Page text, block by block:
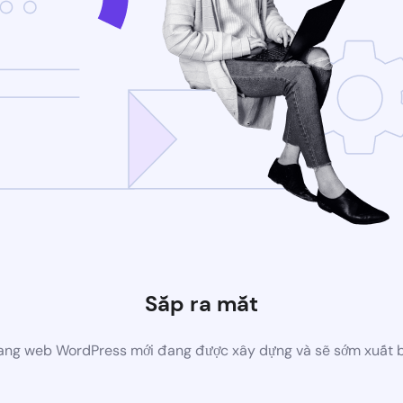
Sắp ra mắt
web WordPress mới đang được xây dựng và sẽ sớm xuất